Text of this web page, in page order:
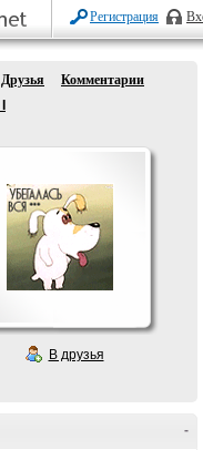
Регистрация
Друзья
Комментарии
В друзья
-